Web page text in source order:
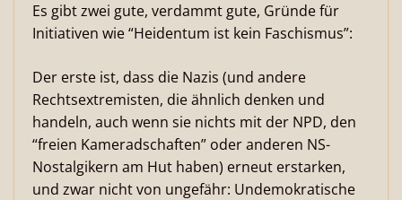
Es gibt zwei gute, verdammt gute, Gründe für
Initiativen wie “Heidentum ist kein Faschismus”:
Der erste ist, dass die Nazis (und andere
Rechtsextremisten, die ähnlich denken und
handeln, auch wenn sie nichts mit der NPD, den
“freien Kameradschaften” oder anderen NS-
Nostalgikern am Hut haben) erneut erstarken,
und zwar nicht von ungefähr: Undemokratische